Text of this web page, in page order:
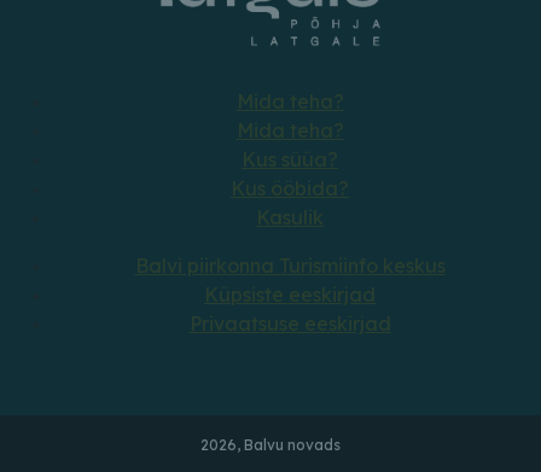
Mida teha?
Mida teha?
Kus ööbida?
Kasulik
Balvi piirkonna Turismiinfo keskus
Küpsiste eeskirjad
Privaatsuse eeskirjad
2026, Balvu novads